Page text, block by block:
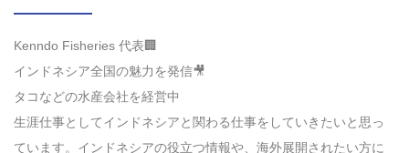
Kenndo Fisheries 代表🏢
インドネシア全国の魅力を発信🎥
タコなどの水産会社を経営中
生涯仕事としてインドネシアと関わる仕事をしていきたいと思っ
ています。インドネシアの役立つ情報や、海外展開されたい方に